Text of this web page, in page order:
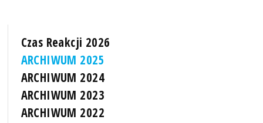
Czas Reakcji 2026
ARCHIWUM 2025
ARCHIWUM 2024
ARCHIWUM 2023
ARCHIWUM 2022